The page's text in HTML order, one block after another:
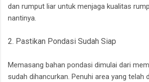
dan rumput liar untuk menjaga kualitas
nantinya.
2. Pastikan Pondasi Sudah Siap
Memasang bahan pondasi dimulai dari
sudah dihancurkan. Penuhi area yang telah